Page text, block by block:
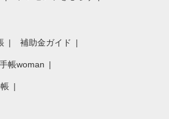
補助金ガイド
帳woman